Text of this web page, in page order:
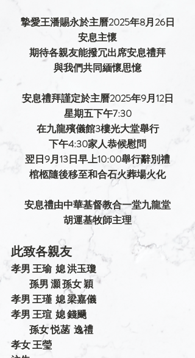
摯愛王潘賜永於主曆2025年8月26日
安息主懷
期待各親友能撥冗出席安息禮拜
與我們共同緬懷思憶
安息禮拜謹定於主曆2025年9月12日
星期五下午7:30
在九龍殯儀館3樓光大堂舉行
下午4:30家人恭候慰問
翌日9月13日早上10:00舉行辭別禮
棺柩隨後移至和合石火葬場火化
安息禮由中華基督教合一堂九龍堂
胡運基牧師主理
此致各親友
孝男 王瑜  媳 洪玉瓊
          孫男 灝 孫女 穎
孝男 王瑾  媳 梁嘉儀
孝男 王瑄  媳 錢颺
          孫女 悦菡  逸禮
孝女 王瑩